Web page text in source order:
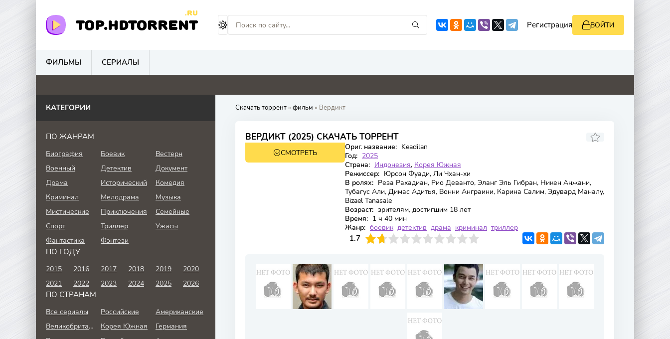
TOP.HDTORRENT
.RU
Регистрация ВОЙТИ
ФИЛЬМЫ СЕРИАЛЫ
2 0 0 0 0 0 0 0 9 4.6 0
Скачать торрент» фильм » Вердикт
ВЕРДИКТ (2025) СКАЧАТЬ ТОРРЕНТ
8.6
СМОТРЕТЬ
Ориг. название: Keadilan
Год: 2025
Страна: Индонезия, Корея Южная
Режиссер: Юрсон Фуади, Ли Чхан-хи
В ролях: Реза Рахадиан, Рио Деванто, Эланг Эль Гибран, Никен Анжани,
Тубагус Али, Димас Адитья, Вонни Анграини, Карина Салим, Эдувард Маналу,
Bizael Tanasale
Возраст: зрителям, достигшим 18 лет
Время: 1 ч 40 мин
Жанр: боевик детектив драма криминал триллер
1.7
4 6 7 8 9 10
КАТЕГОРИИ
ПО ЖАНРАМ
Биография Боевик
Вестерн
Военный
Детектив
Документ
Драма
Исторический
Комедия
Криминал
Мелодрама
Музыка
Мистические
Приключения
Семейные
Спорт
Триллер
Ужасы
Фантастика
Фэнтези
ПО ГОДУ
2015 2016 2017 2018 2019
2020
2021
2022 2023 2024 2025 2026
ПО СТРАНАМ
Все сериалы Российские
Американские
Великобритания
Корея Южная
Германия